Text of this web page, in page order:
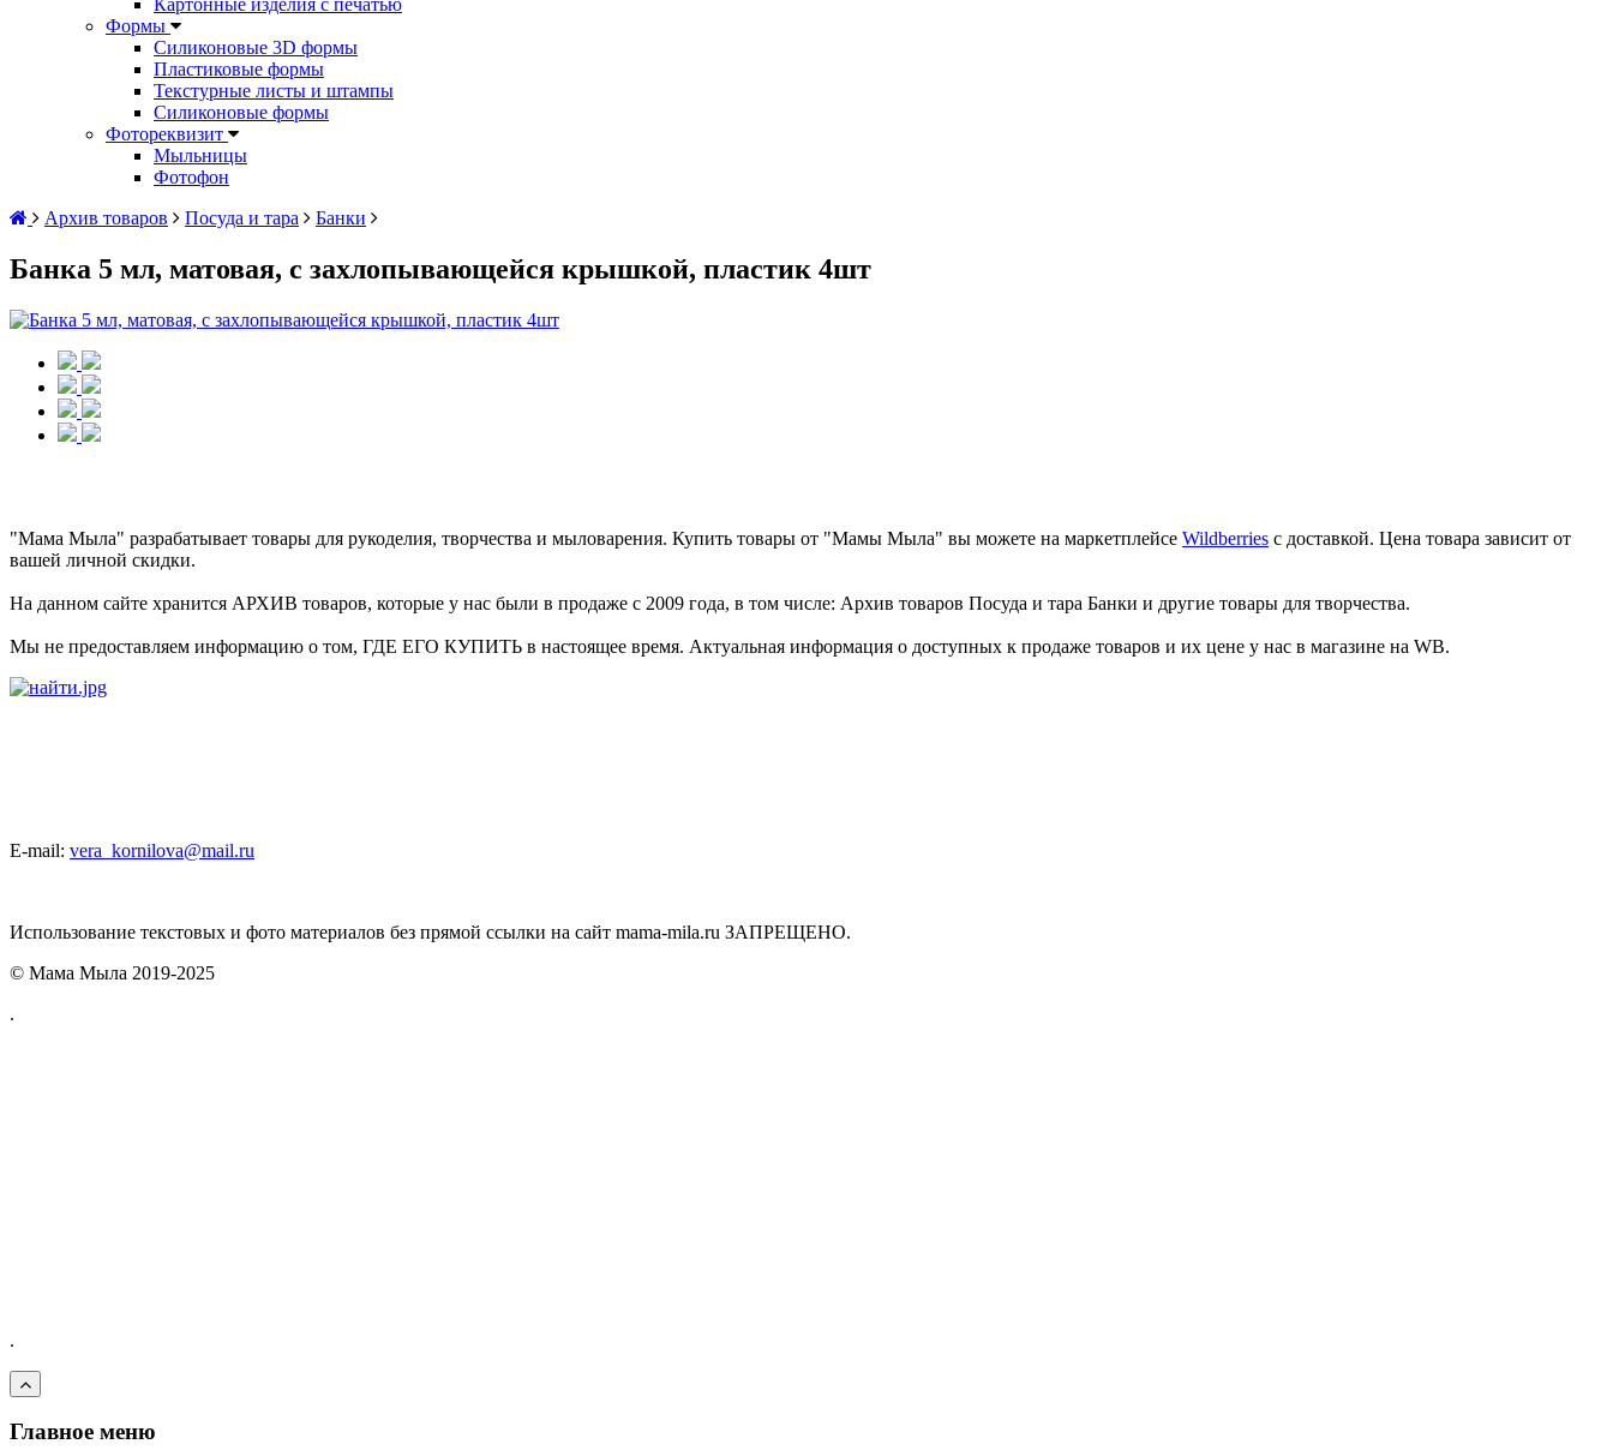
Формы
Силиконовые 3D формы
Пластиковые формы
Текстурные листы и штампы
Силиконовые формы
Фотореквизит
Мыльницы
Фотофон
Архив товаров
Посуда и тара Банки
Банка 5 мл, матовая, с захлопывающейся крышкой, пластик 4шт
"Мама Мыла" разрабатывает товары для рукоделия, творчества и мыловарения. Купить товары от "Мамы Мыла" вы можете на маркетплейсе Wildberries с доставкой. Цена товара зависит от
вашей личной скидки.
На данном сайте хранится АРХИВ товаров, которые у нас были в продаже с 2009 года, в том числе: Архив товаров Посуда и тара Банки и другие товары для творчества.
Мы не предоставляем информацию о том, ГДЕ ЕГО КУПИТЬ в настоящее время. Актуальная информация о доступных к продаже товаров и их цене у нас в магазине на WB.
E-mail: vera_kornilova@mail.ru
Использование текстовых и фото материалов без прямой ссылки на сайт mama-mila.ru ЗАПРЕЩЕНО.
© Мама Мыла 2019-2025
.
.
Главное меню